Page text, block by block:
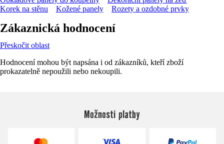
Korek na stěnu
Kožené panely Rozety a ozdobné prvky
Zákaznická hodnocení
Přeskočit oblast
Hodnocení mohou být napsána i od zákazníků, kteří zboží
prokazatelně nepoužili nebo nekoupili.
Možnosti platby